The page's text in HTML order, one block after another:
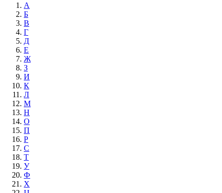
А
Б
В
Г
Д
Е
Ж
З
И
К
Л
М
Н
О
П
Р
С
Т
У
Ф
Х